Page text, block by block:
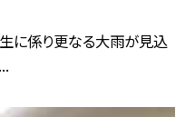
に係り更なる大雨が見込